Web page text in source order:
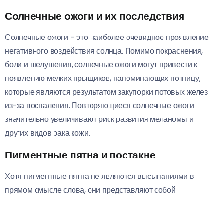
Солнечные ожоги и их последствия
Солнечные ожоги – это наиболее очевидное проявление
негативного воздействия солнца. Помимо покраснения,
боли и шелушения, солнечные ожоги могут привести к
появлению мелких прыщиков, напоминающих потницу,
которые являются результатом закупорки потовых желез
из-за воспаления. Повторяющиеся солнечные ожоги
значительно увеличивают риск развития меланомы и
других видов рака кожи.
Пигментные пятна и постакне
Хотя пигментные пятна не являются высыпаниями в
прямом смысле слова, они представляют собой